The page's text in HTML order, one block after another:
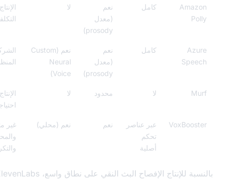
كامل
الإنتاج الكبير منخفض
كامل
نعم (Custom
Neural
Voice)
الشركات والصناعة
المنظمة
محدود
الإنتاج البسيط بدون
عبر عناصر
نعم نعم (محلي)
غير متصل بالإنترنت
بالنسبة للإنتاج الإفصاح البث النقي على نطاق واسع، ElevenLabs مع تعديل